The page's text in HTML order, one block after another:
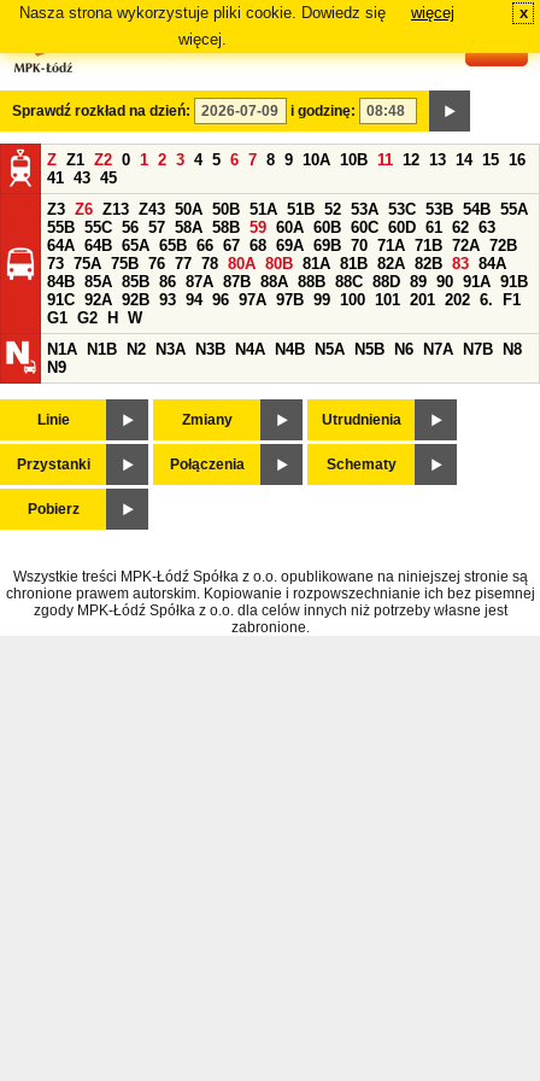
Nasza strona wykorzystuje pliki cookie. Dowiedz się
więcej.
więcej x
Sprawdź rozkład na dzień: i godzinę:
Z Z1 Z2 0 1 2 3 4 5 6 7 8 9 10A 10B 11 12 13 14 15 16
41 43 45
Z3 Z6 Z13 Z43 50A 50B 51A 51B 52 53A 53C 53B 54B 55A
55B 55C 56 57 58A 58B 59 60A 60B 60C 60D 61 62 63
64A 64B 65A 65B 66 67 68 69A 69B 70 71A 71B 72A 72B
73 75A 75B 76 77 78 80A 80B 81A 81B 82A 82B 83 84A
84B 85A 85B 86 87A 87B 88A 88B 88C 88D 89 90 91A 91B
91C 92A 92B 93 94 96 97A 97B 99 100 101 201 202 6.
F1
G1 G2 H
W
N1A
N1B N2 N3A N3B N4A N4B N5A N5B N6 N7A N7B
N8
N9
Linie Zmiany Utrudnienia
Przystanki Połączenia Schematy
Pobierz
Wszystkie treści MPK-Łódź Spółka z o.o. opublikowane na niniejszej stronie są
chronione prawem autorskim. Kopiowanie i rozpowszechnianie ich bez pisemnej
zgody MPK-Łódź Spółka z o.o. dla celów innych niż potrzeby własne jest
zabronione.